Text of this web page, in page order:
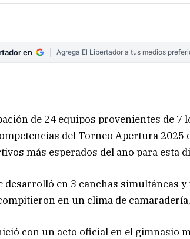
en Agrega El Libertador a tus medios
de 24 equipos provenientes de
del Torneo Apertura 2025
más esperados del año para esta
desarrolló en 3 canchas simultáneas
en un clima de
con un acto oficial en el gimnasio